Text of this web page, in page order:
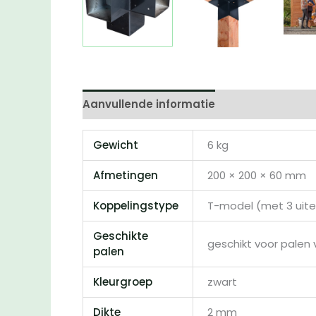
Aanvullende informatie
Gewicht 6 kg
Afmetingen 200 × 200 × 60 mm
Koppelingstype T-model (met 3
Geschikte
palen
geschikt voor palen
Kleurgroep zwart
Dikte 2 mm